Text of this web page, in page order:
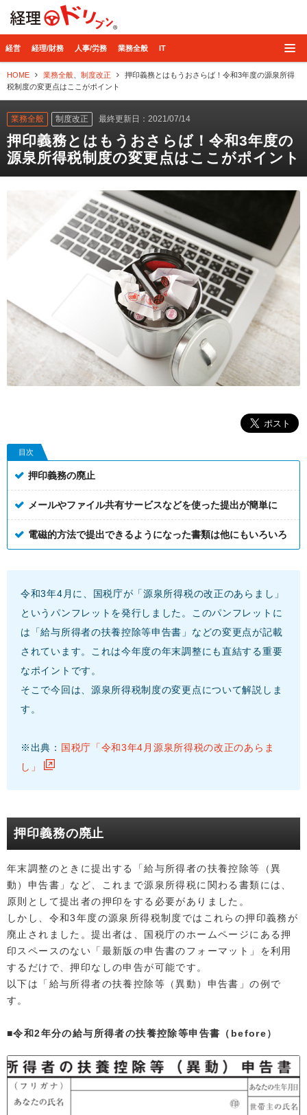
経営 経理/財務 人事/労務 業務全般 IT
HOME 業務全般 制度改正
押印義務とはもうおさらば！令和3年度の源泉所得
税制度の変更点はここがポイント
業務全般 制度改正 最終更新日：2021/07/14
押印義務とはもうおさらば！令和3年度の
源泉所得税制度の変更点はここがポイント
目次
押印義務の廃止
メールやファイル共有サービスなどを使った提出が簡単に
電磁的方法で提出できるようになった書類は他にもいろいろ
令和3年4月に、国税庁が「源泉所得税の改正のあらまし」
というパンフレットを発行しました。このパンフレットに
は「給与所得者の扶養控除等申告書」などの変更点が記載
されています。これは今年度の年末調整にも直結する重要
なポイントです。
そこで今回は、源泉所得税制度の変更点について解説しま
す。
※出典： 国税庁「令和3年4月源泉所得税の改正のあらま
し」
押印義務の廃止
年末調整のときに提出する「給与所得者の扶養控除等（異
動）申告書」など、これまで源泉所得税に関わる書類には、
原則として提出者の押印をする必要がありました。
しかし、令和3年度の源泉所得税制度ではこれらの押印義務が
廃止されました。提出者は、国税庁のホームページにある押
印スペースのない「最新版の申告書のフォーマット」を利用
するだけで、押印なしの申告が可能です。
以下は「給与所得者の扶養控除等（異動）申告書」の例で
す。
■令和2年分の給与所得者の扶養控除等申告書（before）